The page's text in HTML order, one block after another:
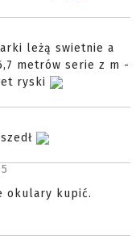
leżą swietnie a
metrów serie z m -
ryski
okulary kupić.